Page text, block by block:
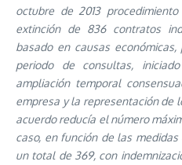
octubre de 2013
extinción de 836 contratos
basado en causas
periodo de consultas,
ampliación temporal
empresa y la representación de
acuerdo reducía el número
caso, en función de las
un total de 369, con